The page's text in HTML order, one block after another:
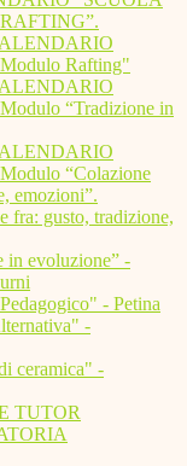
Rafting"
“Tradizione in
“Colazione
emozioni”.
fra: gusto, tradizione,
in evoluzione” -
- Petina
-
ceramica" -
TUTOR